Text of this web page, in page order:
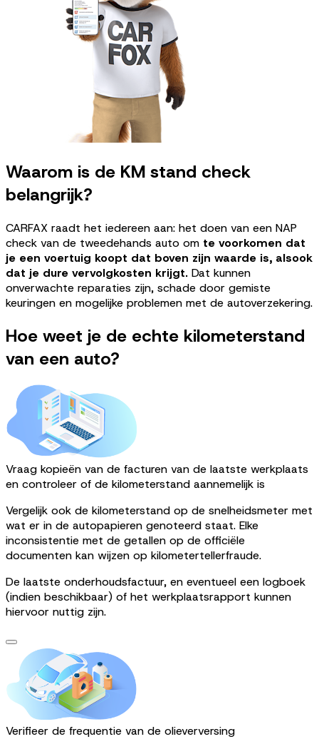
Waarom is de KM stand check
belangrijk?
CARFAX raadt het iedereen aan: het doen van een NAP
check van de tweedehands auto om te voorkomen dat
je een voertuig koopt dat boven zijn waarde is, alsook
dat je dure vervolgkosten krijgt. Dat kunnen
onverwachte reparaties zijn, schade door gemiste
keuringen en mogelijke problemen met de autoverzekering.
Hoe weet je de echte kilometerstand
van een auto?
Vraag kopieën van de facturen van de laatste werkplaats
en controleer of de kilometerstand aannemelijk is
Vergelijk ook de kilometerstand op de snelheidsmeter met
wat er in de autopapieren genoteerd staat. Elke
inconsistentie met de getallen op de officiële
documenten kan wijzen op kilometertellerfraude.
De laatste onderhoudsfactuur, en eventueel een logboek
(indien beschikbaar) of het werkplaatsrapport kunnen
hiervoor nuttig zijn.
Verifieer de frequentie van de olieverversing